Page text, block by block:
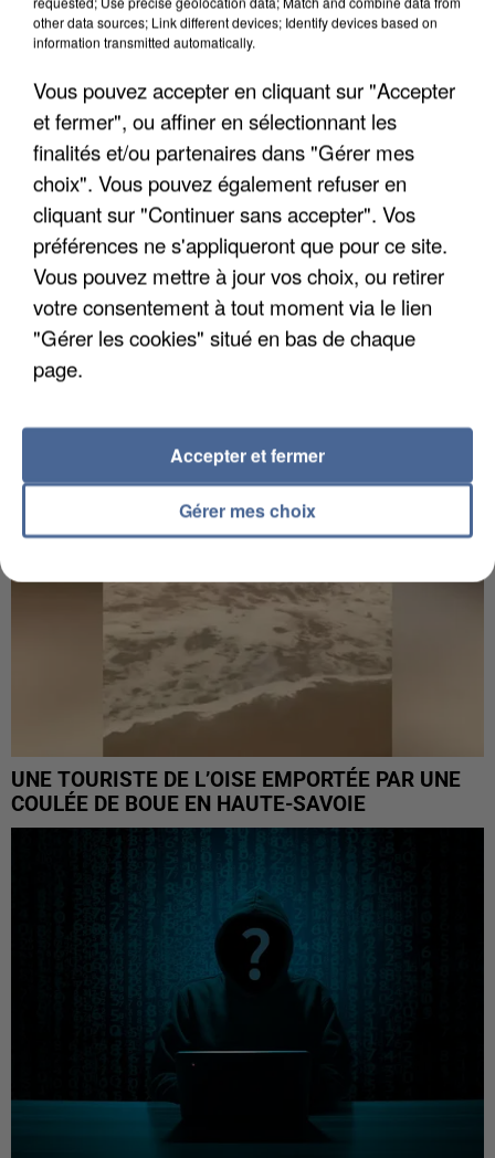
UN SECOND CADRE DE LA DZ MAFIA
INTERPELLÉ EN ALGÉRIE
UNE TOURISTE DE L’OISE EMPORTÉE PAR UNE
COULÉE DE BOUE EN HAUTE-SAVOIE
other data sources; Link different devices; Identify devices based on
information transmitted automatically.
Vous pouvez accepter en cliquant sur "Accepter
et fermer", ou affiner en sélectionnant les
finalités et/ou partenaires dans "Gérer mes
choix". Vous pouvez également refuser en
cliquant sur "Continuer sans accepter". Vos
préférences ne s'appliqueront que pour ce site.
Vous pouvez mettre à jour vos choix, ou retirer
votre consentement à tout moment via le lien
"Gérer les cookies" situé en bas de chaque
page.
Gérer mes choix
Accepter et fermer